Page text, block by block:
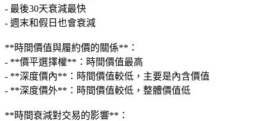
- 最後30天衰減最快
- 週末和假日也會衰減
**時間價值與履約價的關係**：
- **價平選擇權**：時間價值最高
- **深度價內**：時間價值較低，主要是內含價值
- **深度價外**：時間價值較低，整體價值低
**時間衰減對交易的影響**：